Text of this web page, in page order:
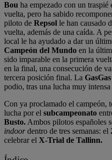
Bou ha empezado con un
vuelta, pero ha sabido
piloto de Repsol le han causado
vuelta, además de una caída. A
local le ha ayudado a dar un
Campeón del Mundo en la
sido imparable en la primera
en la final, una consecución de
tercera posición final. La GasGas
podio, tras una lucha muy
Con ya proclamado el campeón,
lucha por el subcampeonato
Busto. Ambos pilotos españoles
indoordentro de tres semanas: el
celebrar el X-Trial de Tallinn.